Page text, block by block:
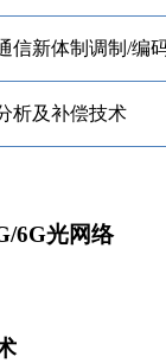
信新体制调制/编
析及补偿技术
6G光网络